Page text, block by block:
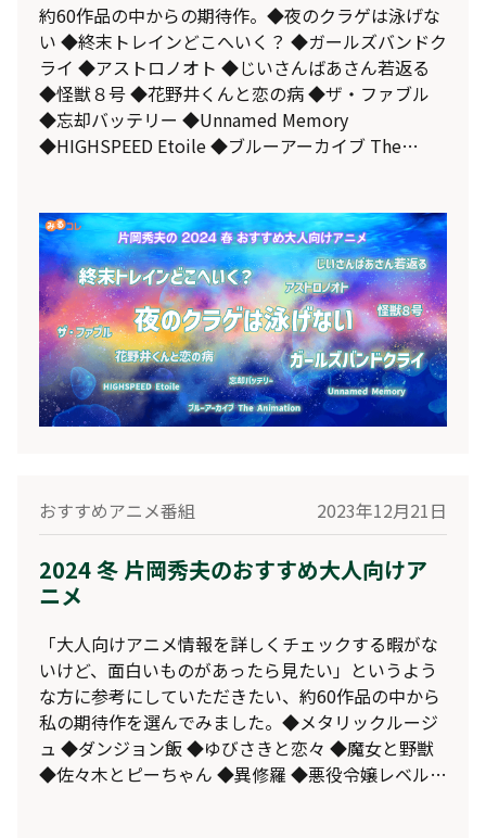
約60作品の中からの期待作。◆夜のクラゲは泳げな
い ◆終末トレインどこへいく？ ◆ガールズバンドク
ライ ◆アストロノオト ◆じいさんばあさん若返る
◆怪獣８号 ◆花野井くんと恋の病 ◆ザ・ファブル
◆忘却バッテリー ◆Unnamed Memory
◆HIGHSPEED Etoile ◆ブルーアーカイブ The
おすすめアニメ番組 2023年12月21日
2024 冬 片岡秀夫のおすすめ大人向けア
ニメ
「大人向けアニメ情報を詳しくチェックする暇がな
いけど、面白いものがあったら見たい」というよう
な方に参考にしていただきたい、約60作品の中から
私の期待作を選んでみました。◆メタリックルージ
ュ ◆ダンジョン飯 ◆ゆびさきと恋々 ◆魔女と野獣
◆佐々木とピーちゃん ◆異修羅 ◆悪役令嬢レベル